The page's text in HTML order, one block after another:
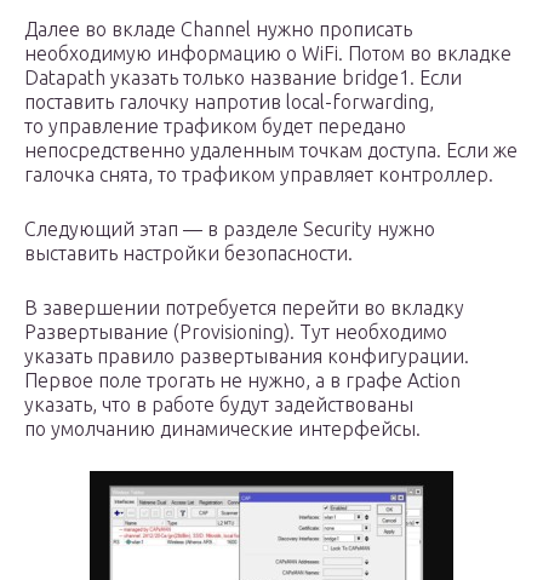
Далее во вкладе Channel нужно прописать
необходимую информацию о WiFi. Потом во вкладке
Datapath указать только название bridge1. Если
поставить галочку напротив local-forwarding,
то управление трафиком будет передано
непосредственно удаленным точкам доступа. Если же
галочка снята, то трафиком управляет контроллер.
Следующий этап — в разделе Security нужно
выставить настройки безопасности.
В завершении потребуется перейти во вкладку
Развертывание (Provisioning). Тут необходимо
указать правило развертывания конфигурации.
Первое поле трогать не нужно, а в графе Action
указать, что в работе будут задействованы
по умолчанию динамические интерфейсы.